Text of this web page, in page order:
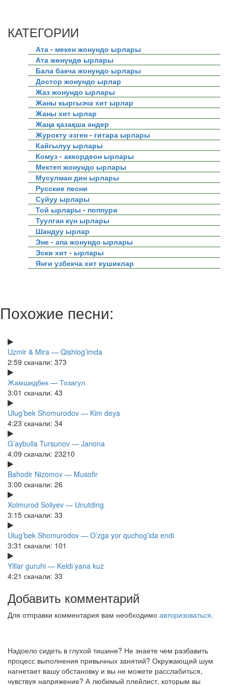
КАТЕГОРИИ
Ата - мекен жонундо ырлары
Ата жөнүндө ырлары
Бала бакча жонундо ырлары
Достор жонундо ырлар
Жаз жонундо ырлары
Жаны кыргызча хит ырлар
Жаны хит ырлар
Жаңа қазақша әндер
Журокту эзген - гитара ырлары
Кайгылуу ырлары
Комуз - аккордеон ырлары
Мектеп жонундо ырлары
Мусулман дин ырлары
Русские песни
Суйуу ырлары
Той ырлары - поппури
Туулган күн ырлары
Шандуу ырлар
Эне - апа жонундо ырлары
Эски хит - ырлары
Янги узбекча хит кушиклар
Похожие песни:
Uzmir & Mira — Qishlog’imda
2:59 скачали: 373
Жамшидбек — Тозагул
3:01 скачали: 43
Ulug’bek Shomurodov — Kim deya
4:23 скачали: 34
G’aybulla Tursunov — Janona
4:09 скачали: 23210
Bahodir Nizomov — Musofir
3:00 скачали: 26
Xolmurod Soliyev — Unutding
3:15 скачали: 33
Ulug’bek Shomurodov — O’zga yor quchog’ida endi
3:31 скачали: 101
Yillar guruhi — Keldi yana kuz
4:21 скачали: 33
Добавить комментарий
Для отправки комментария вам необходимо авторизоваться.
Надоело сидеть в глухой тишине? Не знаете чем разбавить
процесс выполнения привычных занятий? Окружающий шум
нагнетает вашу обстановку и вы не можете расслабиться,
чувствуя напряжение? А любимый плейлист, которым вы